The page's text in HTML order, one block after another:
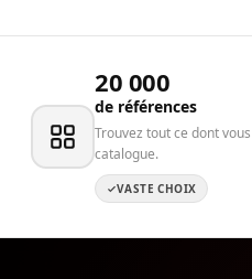
20 000
de références
Trouvez tout ce dont
catalogue.
VASTE CHOIX